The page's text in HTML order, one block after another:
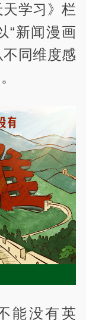
学习》栏
“新闻漫画
同维度感
能没有英